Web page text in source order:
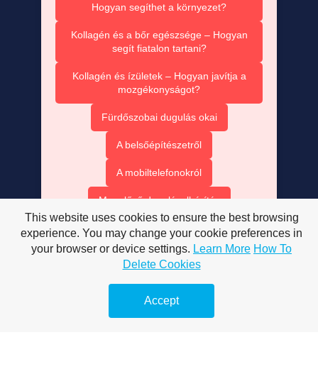
Hogyan segíthet a környezet?
Kollagén és a bőr egészsége – Hogyan
segít fiatalon tartani?
Kollagén és ízületek – Hogyan javítja a
mozgékonyságot?
Fürdőszobai dugulás okai
A belsőépítészetről
A mobiltelefonokról
Megelőző duguláselhárítás
Vízsugaras duguláselhárítás
Duguláselhárítás természetes módon
This website uses cookies to ensure the best browsing
experience. You may change your cookie preferences in
your browser or device settings. Learn More How To
Delete Cookies
Accept